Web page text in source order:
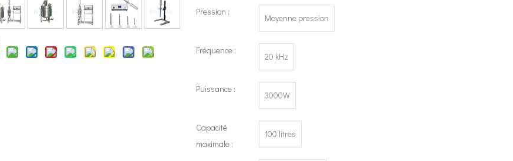
Pression :
Moyenne pression
Fréquence :
20 kHz
Puissance :
3000W
Capacité
maximale :
100 litres